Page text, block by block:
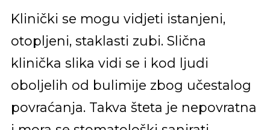
Klinički se mogu vidjeti istanjeni,
otopljeni, staklasti zubi. Slična
klinička slika vidi se i kod ljudi
oboljelih od bulimije zbog učestalog
povraćanja. Takva šteta je nepovratna